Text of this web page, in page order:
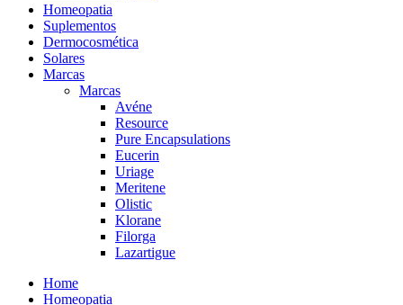
Homeopatia
Suplementos
Dermocosmética
Solares
Marcas
Marcas
Avéne
Resource
Pure Encapsulations
Eucerin
Uriage
Meritene
Olistic
Klorane
Filorga
Lazartigue
Home
Homeopatia